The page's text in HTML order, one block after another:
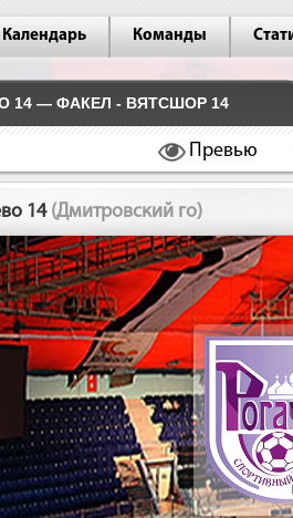
Календарь Команды
14 — ФАКЕЛ - ВЯТСШОР 14
Превью
14 (Дмитровский го)